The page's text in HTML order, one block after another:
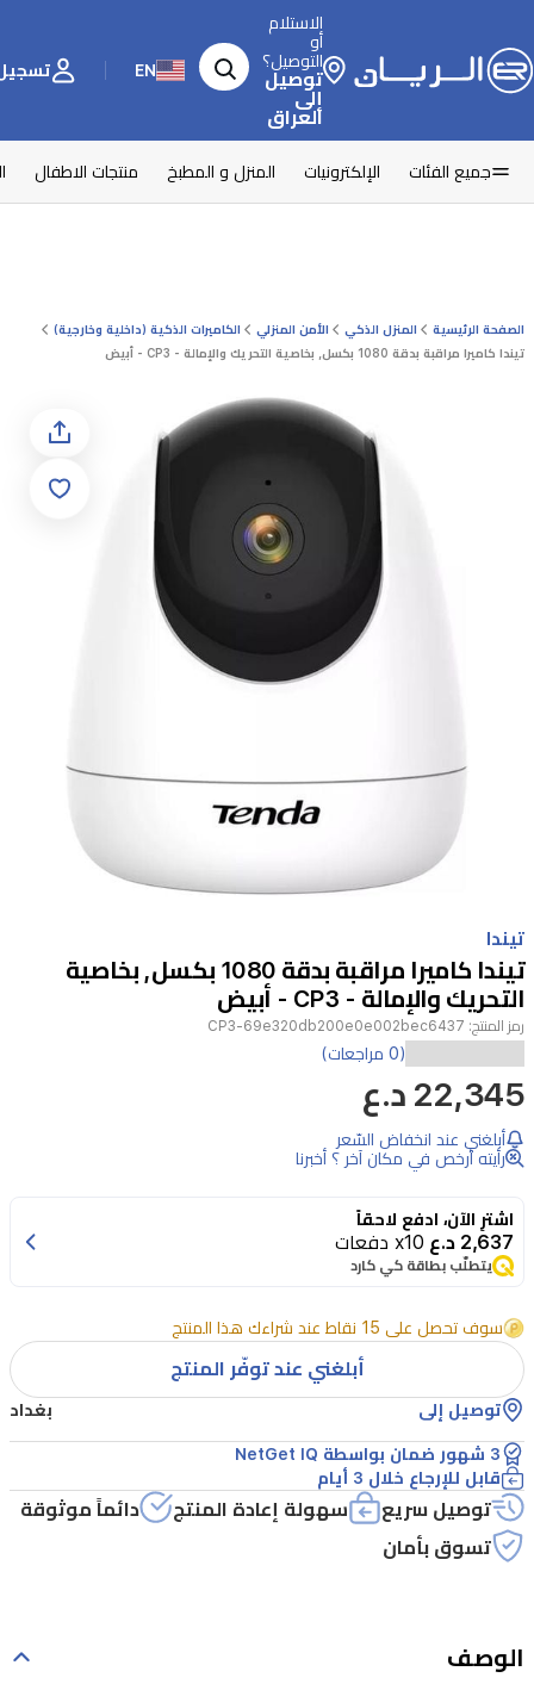
الاستلام
أو
التوصيل؟
توصيل
إلى
العراق
EN تسجيل
جميع الفئات الإلكترونيات المنزل و المطبخ منتجات الاطفال
الصفحة الرئيسية المنزل الذكي الأمن المنزلي
الكاميرات الذكية (داخلية وخارجية)
تيندا كاميرا مراقبة بدقة 1080 بكسل, بخاصية التحريك والإمالة - CP3 - أبيض
1
of
1
تيندا
تيندا كاميرا مراقبة بدقة 1080 بكسل, بخاصية
التحريك والإمالة - CP3 - أبيض
رمز المنتج: CP3-69e320db200e0e002bec6437
كاميرا
CP3
خياراً
للمراقبة
الداخلية
1080P،
حيث
توفر
تغطية
شاملة
للمكان
بفضل
يدعم
(0 مراجعات)
22,345 د.ع
أبلغني عند انخفاض السّعر
رأيته أرخص في مكان آخر ؟ أخبرنا
اشترِ الآن، ادفع لاحقاً
2,637 د.ع x10 دفعات
يتطلّب بطاقة كي كارد
سوف تحصل على 15 نقاط عند شراءك هذا المنتج
أبلغني عند توفّر المنتج
توصيل إلى بغداد
3 شهور ضمان بواسطة NetGet IQ
قابل للإرجاع خلال 3 أيام
توصيل سريع سهولة إعادة المنتج
دائماً موثوقة
تسوق بأمان
الوصف